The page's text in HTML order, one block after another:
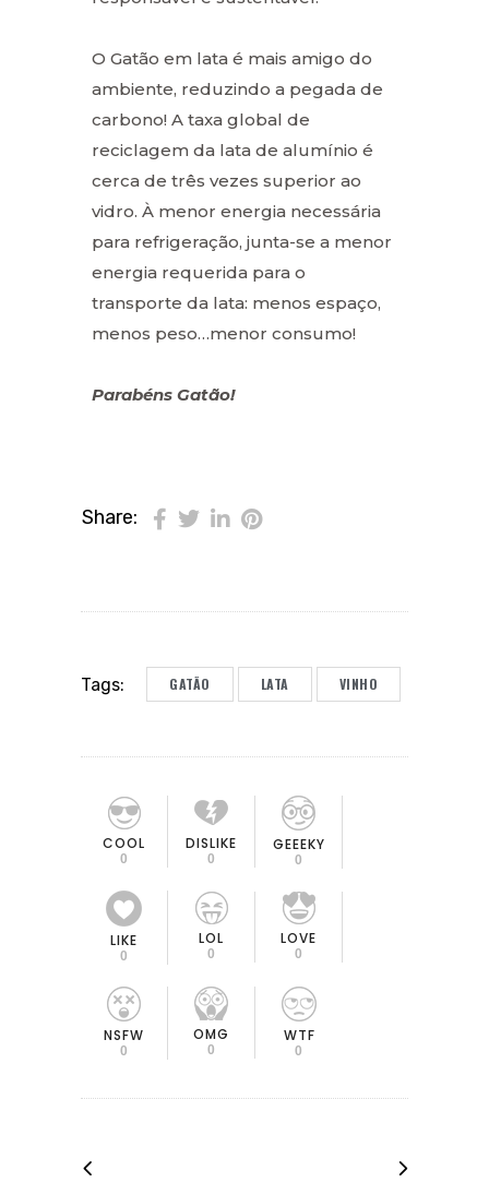
O Gatão em lata é mais amigo do
ambiente, reduzindo a pegada de
carbono! A taxa global de
reciclagem da lata de alumínio é
cerca de três vezes superior ao
vidro. À menor energia necessária
para refrigeração, junta-se a menor
energia requerida para o
transporte da lata: menos espaço,
menos peso…menor consumo!
Parabéns Gatão!
Share:
Tags: GATÃO LATA VINHO
COOL
0
DISLIKE
0
GEEEKY
0
LIKE
0
LOL
0
LOVE
0
NSFW
0
OMG
0
WTF
0